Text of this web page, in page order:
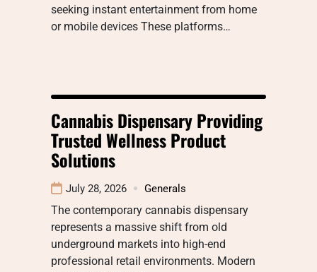
seeking instant entertainment from home
or mobile devices These platforms…
Cannabis Dispensary Providing
Trusted Wellness Product
Solutions
July 28, 2026 Generals
The contemporary cannabis dispensary
represents a massive shift from old
underground markets into high-end
professional retail environments. Modern